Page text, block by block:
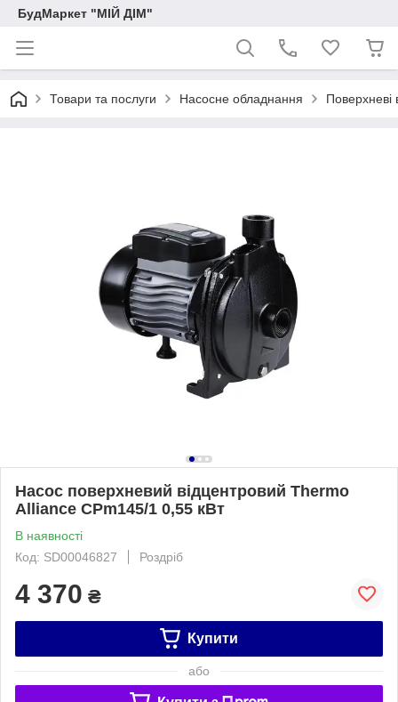
БудМаркет "МІЙ ДІМ"
Товари та послуги Насосне обладнання Поверхневі
Насос поверхневий відцентровий Thermo
Alliance CPm145/1 0,55 кВт
В наявності
Код: SD00046827
Роздріб
4 370 ₴
Купити
або